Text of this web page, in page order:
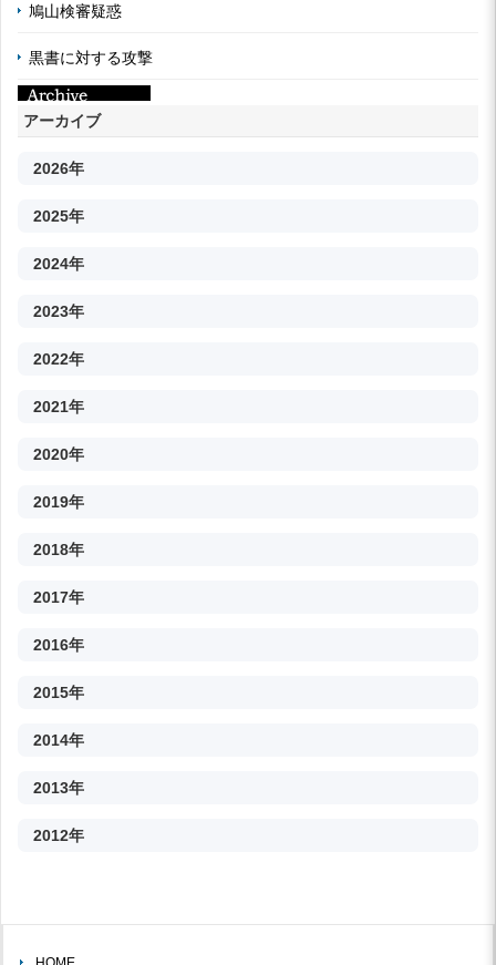
鳩山検審疑惑
黒書に対する攻撃
アーカイブ
2026年
2025年
2024年
2023年
2022年
2021年
2020年
2019年
2018年
2017年
2016年
2015年
2014年
2013年
2012年